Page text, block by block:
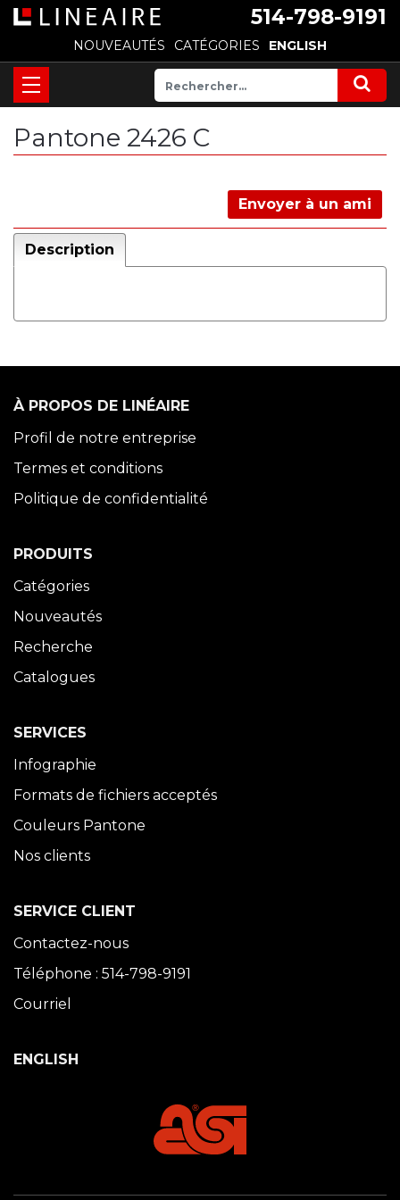
514-798-9191
NOUVEAUTÉS CATÉGORIES ENGLISH
Pantone 2426 C
Envoyer à un ami
Description
À PROPOS DE LINÉAIRE
Profil de notre entreprise
Termes et conditions
Politique de confidentialité
PRODUITS
Catégories
Nouveautés
Recherche
Catalogues
SERVICES
Infographie
Formats de fichiers acceptés
Couleurs Pantone
Nos clients
SERVICE CLIENT
Contactez-nous
Téléphone : 514-798-9191
Courriel
ENGLISH